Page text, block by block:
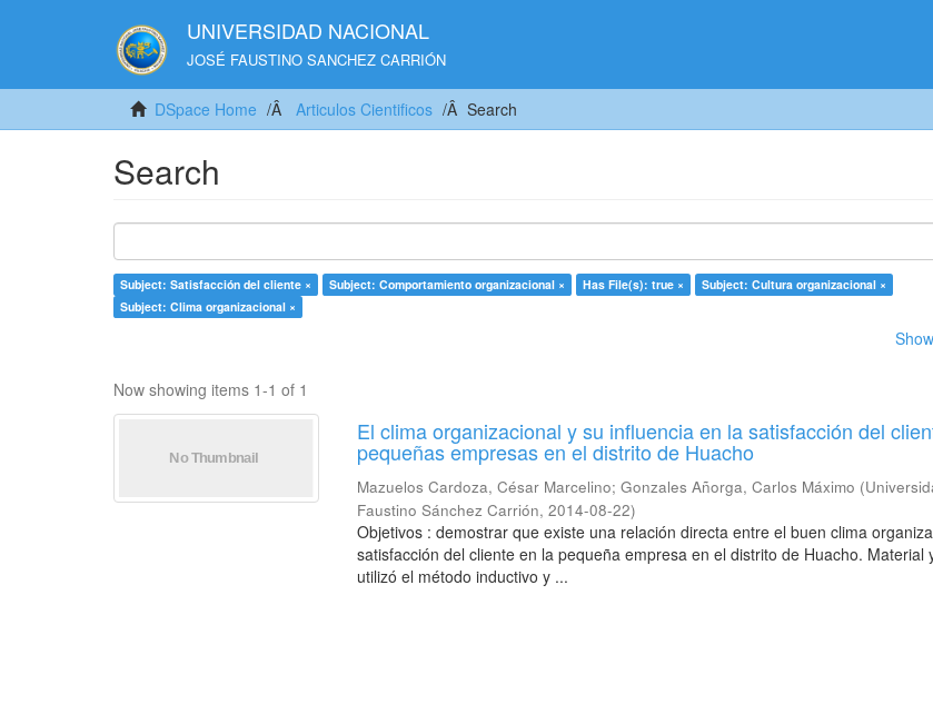
UNIVERSIDAD NACIONAL
JOSÉ FAUSTINO SANCHEZ CARRIÓN
DSpace Home Articulos Cientificos Search
Search
Subject: Satisfacción del cliente × Subject: Comportamiento organizacional × Has File(s): true ×
Subject: Cultura organizacional ×
Subject: Clima organizacional ×
Now showing items 1-1 of 1
El clima organizacional y su influencia en la satisfacción del
pequeñas empresas en el distrito de Huacho
Mazuelos Cardoza, César Marcelino;Gonzales Añorga, Carlos Máximo (
Faustino Sánchez Carrión,2014-08-22)
Objetivos : demostrar que existe una relación directa entre el buen clima
satisfacción del cliente en la pequeña empresa en el distrito de Huacho. Material
utilizó el método inductivo y ...